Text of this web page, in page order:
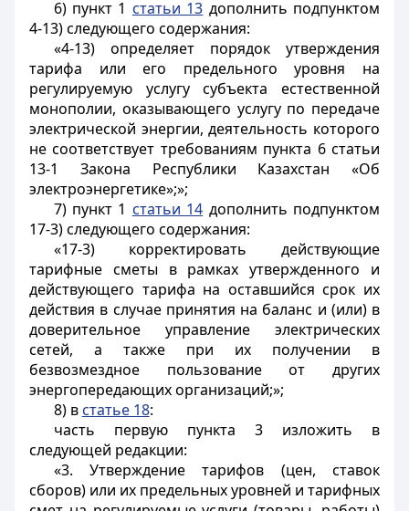
6) пункт 1 статьи 13 дополнить подпунктом
4-13) следующего содержания:
«4-13) определяет порядок утверждения
тарифа или его предельного уровня на
регулируемую услугу субъекта естественной
монополии, оказывающего услугу по передаче
электрической энергии, деятельность которого
не соответствует требованиям пункта 6 статьи
13-1 Закона Республики Казахстан «Об
электроэнергетике»;»;
7) пункт 1 статьи 14 дополнить подпунктом
17-3) следующего содержания:
«17-3) корректировать действующие
тарифные сметы в рамках утвержденного и
действующего тарифа на оставшийся срок их
действия в случае принятия на баланс и (или) в
доверительное управление электрических
сетей, а также при их получении в
безвозмездное пользование от других
энергопередающих организаций;»;
8) в статье 18:
часть первую пункта 3 изложить в
следующей редакции:
«3. Утверждение тарифов (цен, ставок
сборов) или их предельных уровней и тарифных